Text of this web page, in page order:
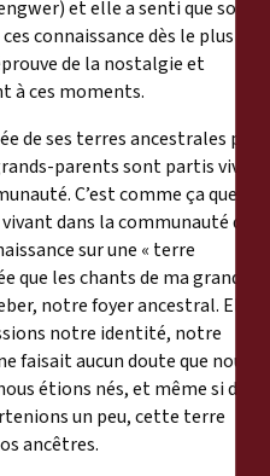
et elle a senti que son
connaissance dès le plus
de la nostalgie et
à ces moments.
de ses terres ancestrales par
parents sont partis vivre
C’est comme ça que
dans la communauté qui
sur une « terre
que les chants de ma grand-
notre foyer ancestral. Elle a
notre identité, notre
aucun doute que nous
étions nés, et même si dans
un peu, cette terre
ancêtres.